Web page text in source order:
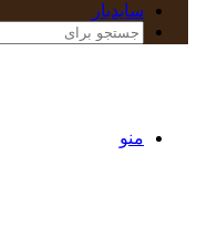
سایدبار
منو